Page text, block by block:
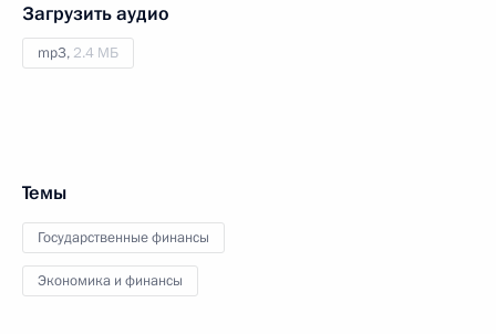
Загрузить аудио
mp3, 2.4 МБ
Темы
Государственные финансы
Экономика и финансы